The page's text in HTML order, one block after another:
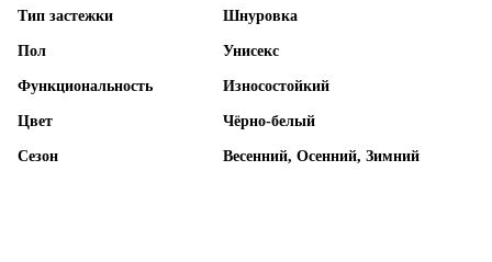
Тип застежки Шнуровка
Пол Унисекс
Функциональность Износостойкий
Цвет Чёрно-белый
Сезон Весенний, Осенний, Зимний